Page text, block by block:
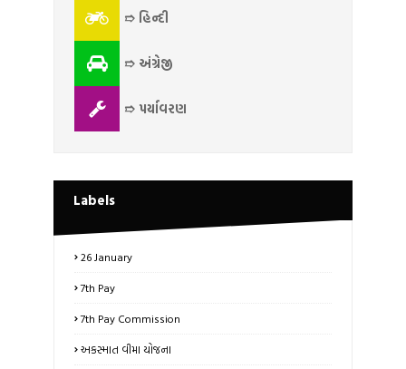
➱ હિન્દી
➱ અંગ્રેજી
➱ પર્યાવરણ
Labels
26 January
7th Pay
7th Pay Commission
અકસ્માત વીમા યોજના